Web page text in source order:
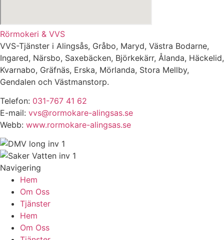
Rörmokeri & VVS
VVS-Tjänster i Alingsås, Gråbo, Maryd, Västra Bodarne,
Ingared, Närsbo, Saxebäcken, Björkekärr, Ålanda, Häckelid,
Kvarnabo, Gräfnäs, Erska, Mörlanda, Stora Mellby,
Gendalen och Västmanstorp.
Telefon: 031-767 41 62
E-mail: vvs@rormokare-alingsas.se
Webb: www.rormokare-alingsas.se
Navigering
Hem
Om Oss
Tjänster
Hem
Om Oss